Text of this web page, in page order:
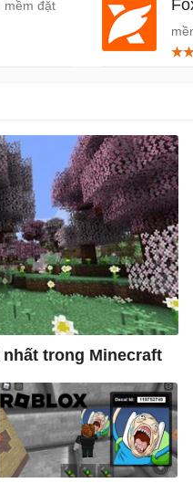
mềm đặt
trong Minecraft